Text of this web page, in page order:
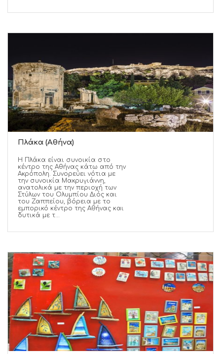
Πλάκα (Αθήνα)
Η Πλάκα είναι συνοικία στο
κέντρο της Αθήνας κάτω από την
Ακρόπολη. Συνορεύει νότια με
την συνοικία Μακρυγιάννη,
ανατολικά με την περιοχή των
Στύλων του Ολυμπίου Διός και
του Ζαππείου, βόρεια με το
εμπορικό κέντρο της Αθήνας και
δυτικά με τ...